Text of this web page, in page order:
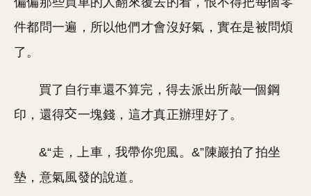
件都問一遍，所以他們才會沒好氣，實在是被問煩
了。
買了自行車還不算完，得去派出所敲一個鋼
印，還得
一塊錢，這才真正辦理好了。
&“走，上車，我帶你兜風。&”陳巖拍了拍坐
墊，意氣風發的說道。